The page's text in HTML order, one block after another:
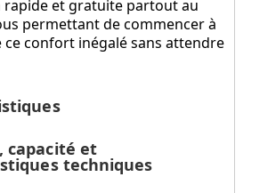
rapide et gratuite partout au
permettant de commencer à
confort inégalé sans attendre
capacité et
techniques